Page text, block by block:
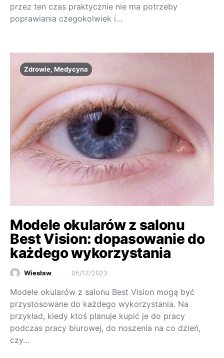
przez ten czas praktycznie nie ma potrzeby
poprawiania czegokolwiek i…
Zdrowie, Medycyna
Modele okularów z salonu
Best Vision: dopasowanie do
każdego wykorzystania
Wiesław 05/12/2023
Modele okularów z salonu Best Vision mogą być
przystosowane do każdego wykorzystania. Na
przykład, kiedy ktoś planuje kupić je do pracy
podczas pracy biurowej, do noszenia na co dzień,
czy…